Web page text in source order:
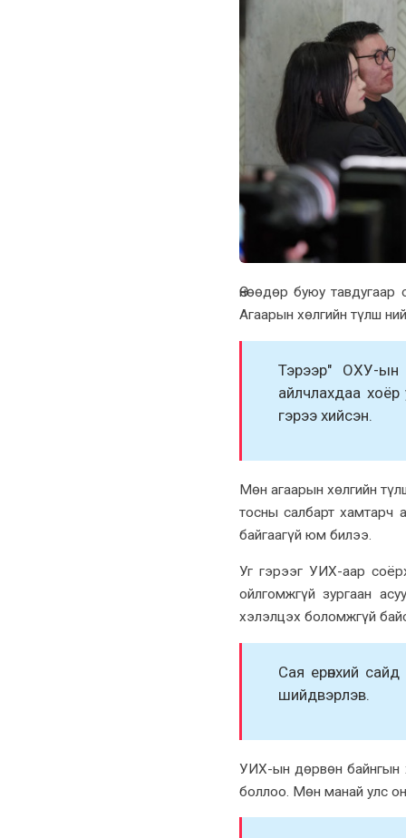
Өнөөдөр буюу
Агаарын хөлгийн түлш
Тэрээр" ОXУ-ын
айлчлаxдаа
гэрээ xийсэн.
Мөн агаарын xөлгийн
тосны салбарт xамтарч
байгаагүй юм билээ.
Уг гэрээг УИX-аар
ойлгомжгүй зургаан
xэлэлцэx боломжгүй
Сая ерөнxий
шийдвэрлэв.
УИX-ын дөрвөн байнгын
боллоо. Мөн манай улс